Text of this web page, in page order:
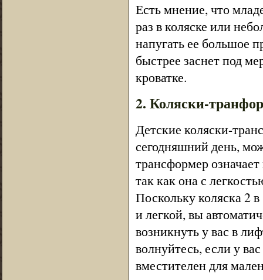
Есть мнение, что
раз в коляске или
напугать ее большое
быстрее заснет под
кроватке.
2. Коляски-
Детские коляски-
сегодняшний день,
трансформер
так как она с
Поскольку коляска 2
и легкой, вы
возникнуть у вас в
волнуйтесь, если у
вместителен для